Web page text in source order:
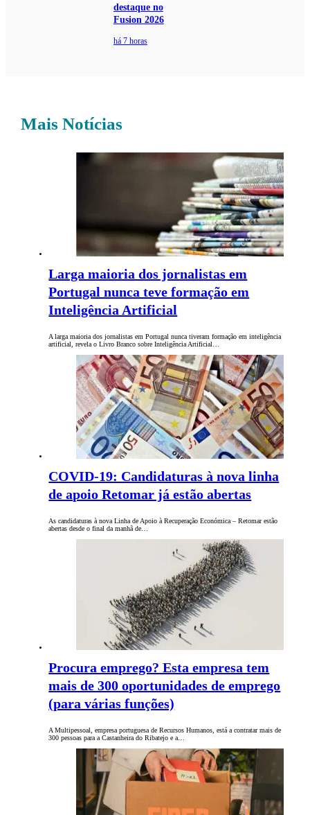
destaque no
Fusion 2026
há 7 horas
Mais Notícias
Larga maioria dos jornalistas em
Portugal nunca teve formação em
Inteligência Artificial
A larga maioria dos jornalistas em Portugal nunca tiveram formação em inteligência
artificial, revela o Livro Branco sobre Inteligência Artificial…
COVID-19: Candidaturas à nova linha
de apoio Retomar já estão abertas
As candidaturas à nova Linha de Apoio à Recuperação Económica – Retomar estão
abertas desde o final da manhã de…
Procura emprego? Esta empresa tem
mais de 300 oportunidades de emprego
(para várias funções)
A Multipessoal, empresa portuguesa de Recursos Humanos, está a contratar mais de
300 pessoas para a Castanheira do Ribatejo e a…